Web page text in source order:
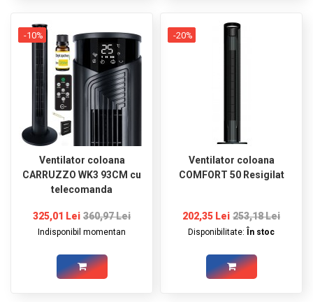
-10%
Ventilator coloana
CARRUZZO WK3 93CM cu
telecomanda
325,01 Lei 360,97 Lei
Indisponibil momentan
-20%
Ventilator coloana
COMFORT 50 Resigilat
202,35 Lei 253,18 Lei
Disponibilitate: În stoc